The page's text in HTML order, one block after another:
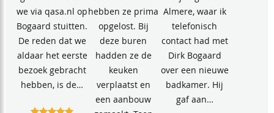
we via qasa.nl op
Bogaard stuitten.
De reden dat we
aldaar het eerste
bezoek gebracht
hebben, is de…
hebben ze prima
opgelost. Bij
deze buren
hadden ze de
keuken
verplaatst en
een aanbouw
Almere, waar ik
telefonisch
contact had met
Dirk Bogaard
over een nieuwe
badkamer. Hij
gaf aan…